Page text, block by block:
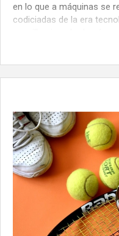
en lo que a máquinas se
codiciadas de la era